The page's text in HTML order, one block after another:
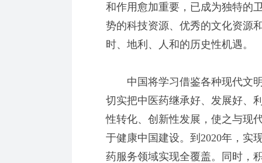
和作用愈加重要，已成为独特的
势的科技资源、优秀的文化资源
时、地利、人和的历史性机遇。
中国将学习借鉴各种现代文明
切实把中医药继承好、发展好、
性转化、创新性发展，使之与现
于健康中国建设。到2020年，实
药服务领域实现全覆盖。同时，